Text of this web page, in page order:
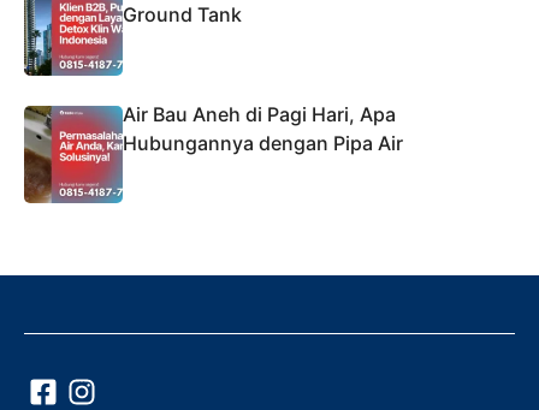
Ground Tank
Air Bau Aneh di Pagi Hari, Apa
Hubungannya dengan Pipa Air